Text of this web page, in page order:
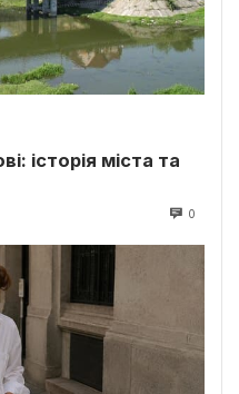
історія міста та
0